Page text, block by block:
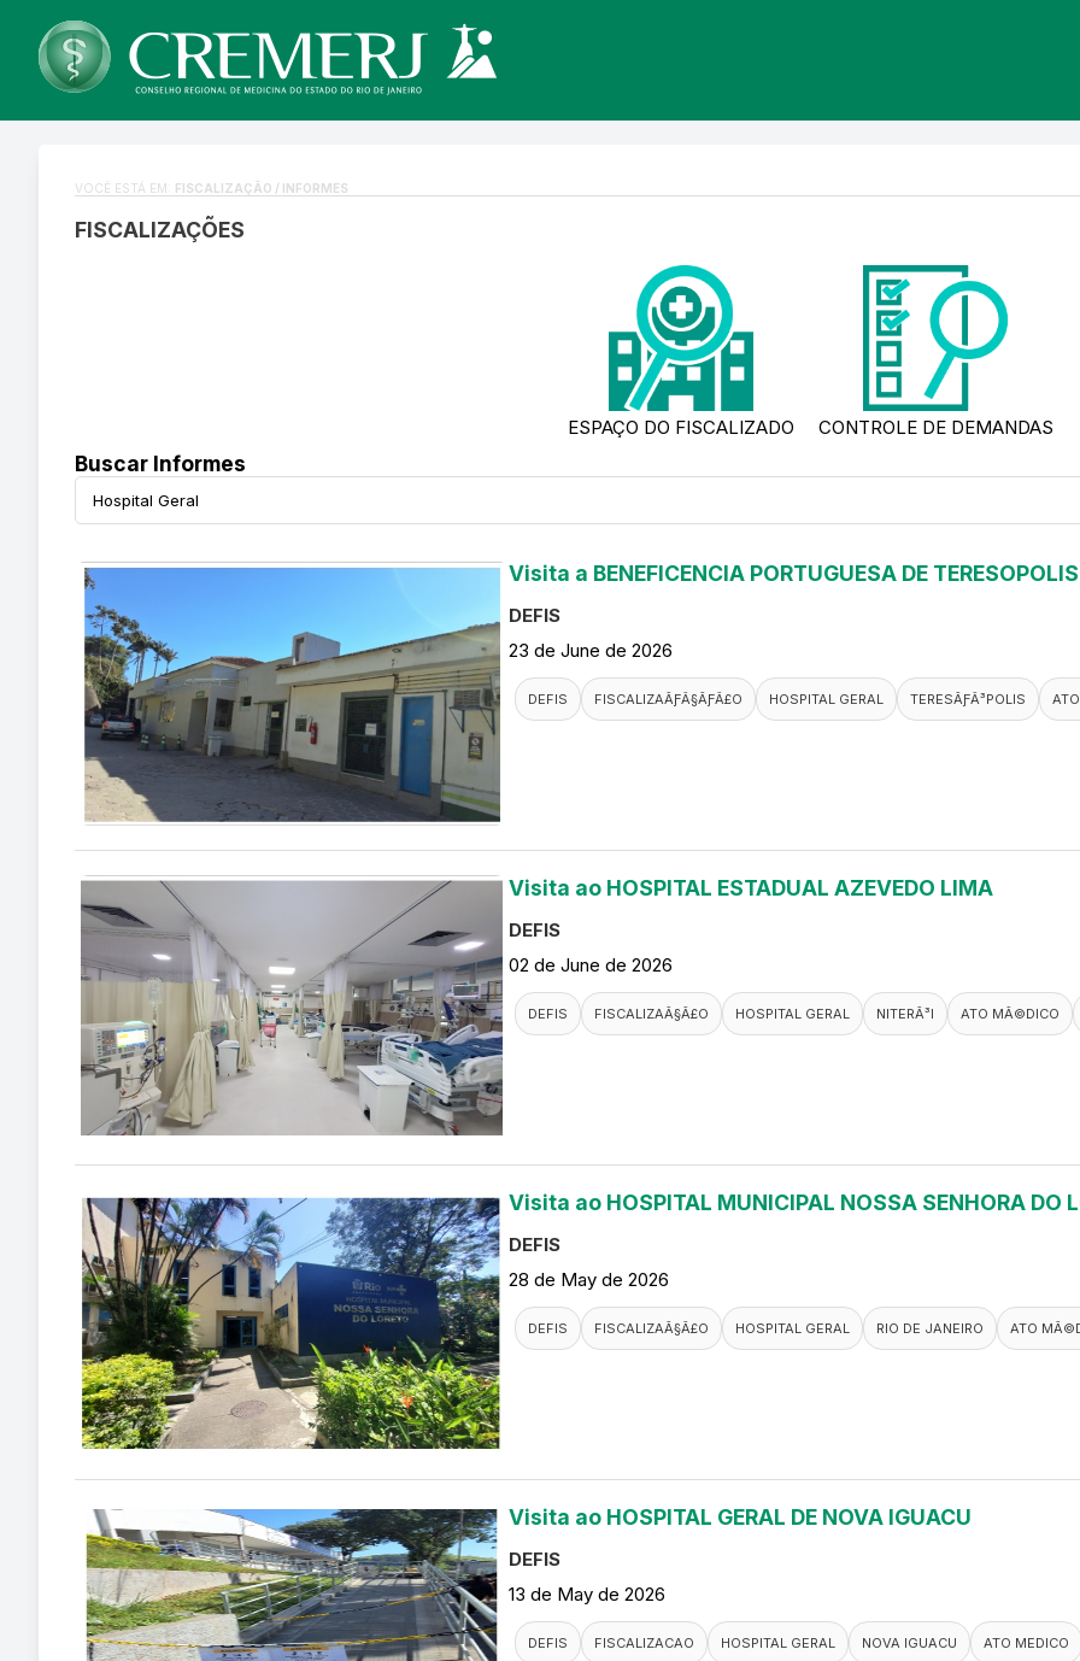
VOCÊ ESTÁ EM: FISCALIZAÇÃO / INFORMES
FISCALIZAÇÕES
ESPAÇO DO FISCALIZADO CONTROLE DE DEMANDAS
Buscar Informes
Visita a BENEFICENCIA PORTUGUESA DE TERESOPOLIS
DEFIS
23 de June de 2026
DEFIS FISCALIZAÃƑÂ§ÃƑÂ£O HOSPITAL GERAL TERESÃƑÂ³POLIS
Visita ao HOSPITAL ESTADUAL AZEVEDO LIMA
DEFIS
02 de June de 2026
DEFIS FISCALIZAÃ§Ã£O HOSPITAL GERAL NITERÃ³I ATO MÃ©DICO
Visita ao HOSPITAL MUNICIPAL NOSSA SENHORA DO
DEFIS
28 de May de 2026
DEFIS FISCALIZAÃ§Ã£O HOSPITAL GERAL RIO DE JANEIRO ATO
Visita ao HOSPITAL GERAL DE NOVA IGUACU
DEFIS
13 de May de 2026
DEFIS FISCALIZACAO HOSPITAL GERAL NOVA IGUACU ATO MEDICO